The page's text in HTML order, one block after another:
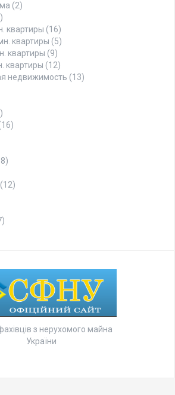
(2)
квартиры (16)
квартиры (5)
квартиры (9)
квартиры (12)
недвижимость (13)
(12)
з нерухомого майна
України